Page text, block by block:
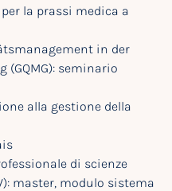
la prassi medica a
in der
(GQMG): seminario
alla gestione della
di scienze
master, modulo sistema